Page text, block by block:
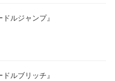
ルジャンプ』
ルブリッチ』